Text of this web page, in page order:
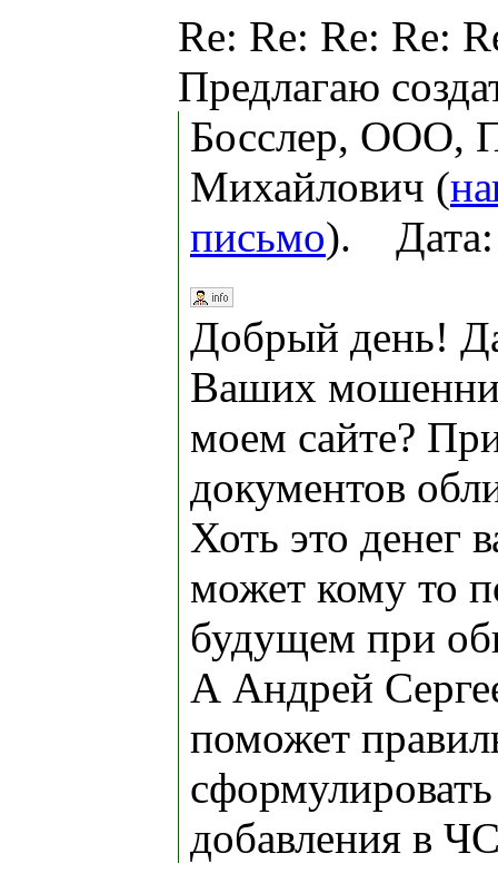
Re: Re: Re: Re:
Предлагаю
Босслер, ООО,
Михайлович (
письмо). Дата:
Добрый день!
Ваших
моем сайте?
документов
Хоть это денег
может кому то
будущем при
А Андрей
поможет
добавления в